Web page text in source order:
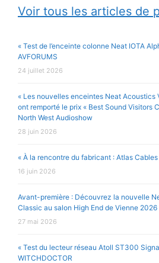
Voir tous les articles de
« Test de l’enceinte colonne Neat IOTA
AVFORUMS
24 juillet 2026
« Les nouvelles enceintes Neat Acoustics
ont remporté le prix « Best Sound Visitors
North West Audioshow
28 juin 2026
« À la rencontre du fabricant : Atlas Cables
16 juin 2026
Avant-première : Découvrez la nouvelle
Classic au salon High End de Vienne 2026
27 mai 2026
« Test du lecteur réseau Atoll ST300
WITCHDOCTOR